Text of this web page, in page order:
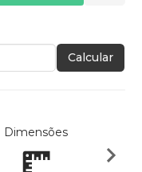
Calcular
Dimensões